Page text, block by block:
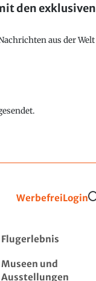
den exklusiven
aus der Welt
WerbefreiLogin
Flugerlebnis
Museen und
Ausstellungen